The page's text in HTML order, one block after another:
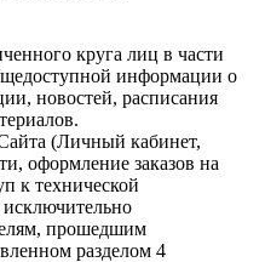
круга лиц в части
информации о
новостей, расписания
(Личный кабинет,
оформление заказов на
к технической
исключительно
прошедшим
разделом 4